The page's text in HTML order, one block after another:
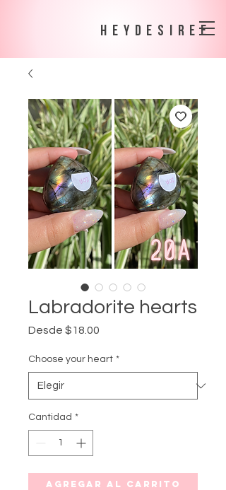
heydesiree
Labradorite hearts
Desde $18.00
Choose your heart *
Cantidad *
Agregar al carrito